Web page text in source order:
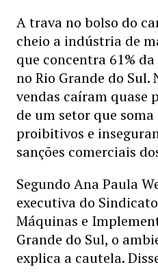
A trava no bolso do
cheio a indústria de
que concentra 61%
no Rio Grande do Sul.
vendas caíram quase
de um setor que
proibitivos e
sanções comerciais
Segundo Ana Paula
executiva do
Máquinas e
Grande do Sul, o
explica a cautela.